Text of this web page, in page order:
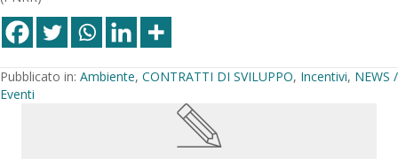
Pubblicato in: Ambiente, CONTRATTI DI SVILUPPO, Incentivi, NEWS /
Eventi